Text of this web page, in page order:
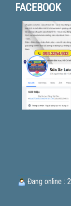
FACEBOOK
Đang online : 2